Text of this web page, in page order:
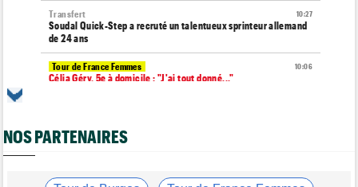
10:27
Transfert
Soudal Quick-Step a recruté un talentueux sprinteur allemand
de 24 ans
10:06
Tour de France Femmes
Célia Géry, 5e à domicile : "J'ai tout donné..."
jusqu'en 2031
NOS PARTENAIRES